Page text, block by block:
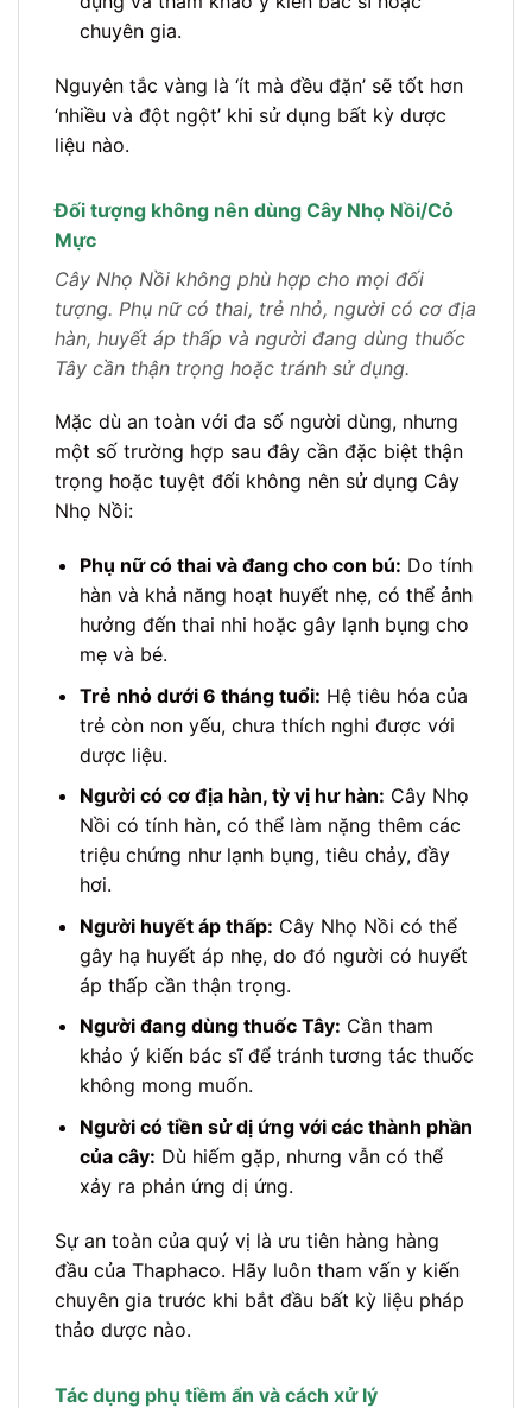
chuyên gia.
Nguyên tắc vàng là ‘ít mà đều đặn’ sẽ tốt hơn
‘nhiều và đột ngột’ khi sử dụng bất kỳ dược
liệu nào.
Đối tượng không nên dùng Cây Nhọ Nồi/Cỏ
Mực
Cây Nhọ Nồi không phù hợp cho mọi đối
tượng. Phụ nữ có thai, trẻ nhỏ, người có cơ địa
hàn, huyết áp thấp và người đang dùng thuốc
Tây cần thận trọng hoặc tránh sử dụng.
Mặc dù an toàn với đa số người dùng, nhưng
một số trường hợp sau đây cần đặc biệt thận
trọng hoặc tuyệt đối không nên sử dụng Cây
Nhọ Nồi:
Phụ nữ có thai và đang cho con bú: Do tính
hàn và khả năng hoạt huyết nhẹ, có thể ảnh
hưởng đến thai nhi hoặc gây lạnh bụng cho
mẹ và bé.
Trẻ nhỏ dưới 6 tháng tuổi: Hệ tiêu hóa của
trẻ còn non yếu, chưa thích nghi được với
dược liệu.
Người có cơ địa hàn, tỳ vị hư hàn: Cây Nhọ
Nồi có tính hàn, có thể làm nặng thêm các
triệu chứng như lạnh bụng, tiêu chảy, đầy
hơi.
Người huyết áp thấp: Cây Nhọ Nồi có thể
gây hạ huyết áp nhẹ, do đó người có huyết
áp thấp cần thận trọng.
Người đang dùng thuốc Tây: Cần tham
khảo ý kiến bác sĩ để tránh tương tác thuốc
không mong muốn.
Người có tiền sử dị ứng với các thành phần
của cây: Dù hiếm gặp, nhưng vẫn có thể
xảy ra phản ứng dị ứng.
Sự an toàn của quý vị là ưu tiên hàng hàng
đầu của Thaphaco. Hãy luôn tham vấn y kiến
chuyên gia trước khi bắt đầu bất kỳ liệu pháp
thảo dược nào.
Tác dụng phụ tiềm ẩn và cách xử lý